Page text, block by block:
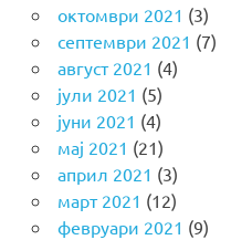
октомври 2021 (3)
септември 2021 (7)
август 2021 (4)
јули 2021 (5)
јуни 2021 (4)
мај 2021 (21)
април 2021 (3)
март 2021 (12)
февруари 2021 (9)